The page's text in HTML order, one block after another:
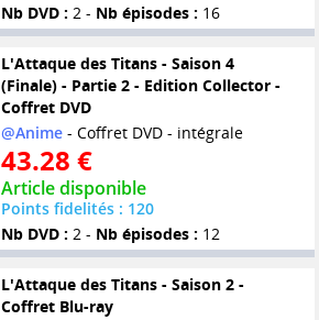
Nb DVD : 2 - Nb épisodes : 16
L'Attaque des Titans - Saison 4
(Finale) - Partie 2 - Edition Collector -
Coffret DVD
@Anime- Coffret DVD - intégrale
43.28 €
Article disponible
Points fidelités : 120
Nb DVD : 2 - Nb épisodes : 12
L'Attaque des Titans - Saison 2 -
Coffret Blu-ray